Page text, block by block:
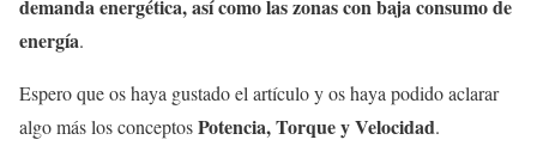
demanda energética, así como las zonas con baja consumo de
energía.
Espero que os haya gustado el artículo y os haya podido aclarar
algo más los conceptosPotencia, Torque y Velocidad.